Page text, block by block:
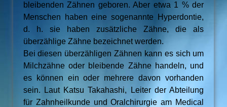
bleibenden Zähnen geboren. Aber etwa 1 % der
Menschen haben eine sogenannte Hyperdontie,
d. h. sie haben zusätzliche Zähne, die als
überzählige Zähne bezeichnet werden.
Bei diesen überzähligen Zähnen kann es sich um
Milchzähne oder bleibende Zähne handeln, und
es können ein oder mehrere davon vorhanden
sein. Laut Katsu Takahashi, Leiter der Abteilung
für Zahnheilkunde und Oralchirurgie am Medical